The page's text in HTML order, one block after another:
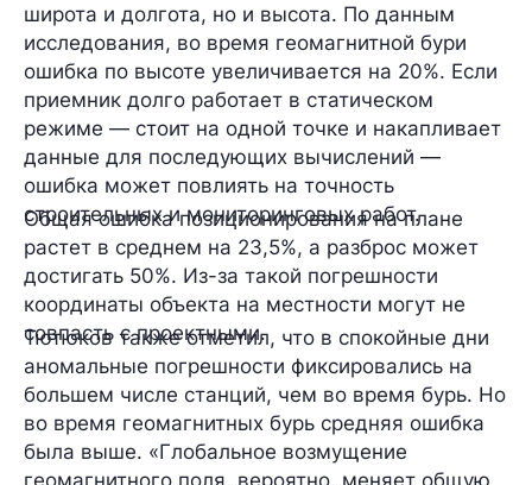
широта и долгота, но и высота. По данным
исследования, во время геомагнитной бури
ошибка по высоте увеличивается на 20%. Если
приемник долго работает в статическом
режиме — стоит на одной точке и накапливает
данные для последующих вычислений —
ошибка может повлиять на точность
строительных и мониторинговых работ.
Общая ошибка позиционирования на плане
растет в среднем на 23,5%, а разброс может
достигать 50%. Из-за такой погрешности
координаты объекта на местности могут не
совпасть с проектными.
Тютюков также отметил, что в спокойные дни
аномальные погрешности фиксировались на
большем числе станций, чем во время бурь. Но
во время геомагнитных бурь средняя ошибка
была выше. «Глобальное возмущение
геомагнитного поля, вероятно, меняет общую